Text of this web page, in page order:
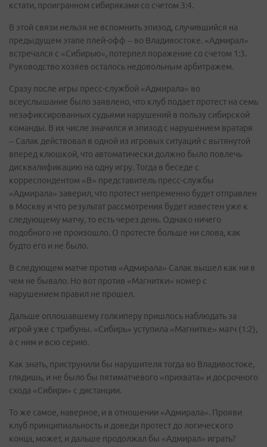
кстати, проигранном сибиряками со счетом 3:4.
В этой связи нельзя не вспомнить эпизод, случившийся на
предыдущем этапе плей-офф – во Владивостоке. «Адмирал»
встречался с «Сибирью», потерпел поражение со счетом 1:3.
Руководство хозяев осталось недовольным арбитражем.
Сразу после игры пресс-службой «Адмирала» во
всеуслышание было заявлено, что клуб подает протест на семь
незафиксированных судьями нарушений в пользу сибирской
команды. В их числе значился и эпизод с нарушением вратаря
– Салак действовал в одной из игровых ситуаций с вытянутой
вперед клюшкой, что автоматически должно было повлечь
дисквалификацию на одну игру. Тогда в беседе с
корреспондентом «В» представитель пресс-службы
«Адмирала» заверил, что протест непременно будет отправлен
в Москву и что результат рассмотрения будет известен уже к
следующему матчу, то есть через день. Однако ничего
подобного не произошло. О протесте больше ни слова, как
будто его и не было.
В следующем матче против «Адмирала» Салак вышел как ни в
чем не бывало. Но вот против «Магнитки» номер с
нарушением правил не прошел.
Дальше оплошавшему голкиперу пришлось наблюдать за
игрой уже с трибуны. «Сибирь» уступила «Магнитке» матч (1:2),
а с ним и всю серию.
Как знать, приструнили бы нарушителя тогда во Владивостоке,
глядишь, и не было бы пятиматчевого «прихвата» и досрочного
схода «Сибири» с дистанции.
То же самое, наверное, и в отношении «Адмирала». Прояви
клуб принципиальность и доведи протест до логического
конца, может, и дальше продолжал бы «Адмирал» играть?